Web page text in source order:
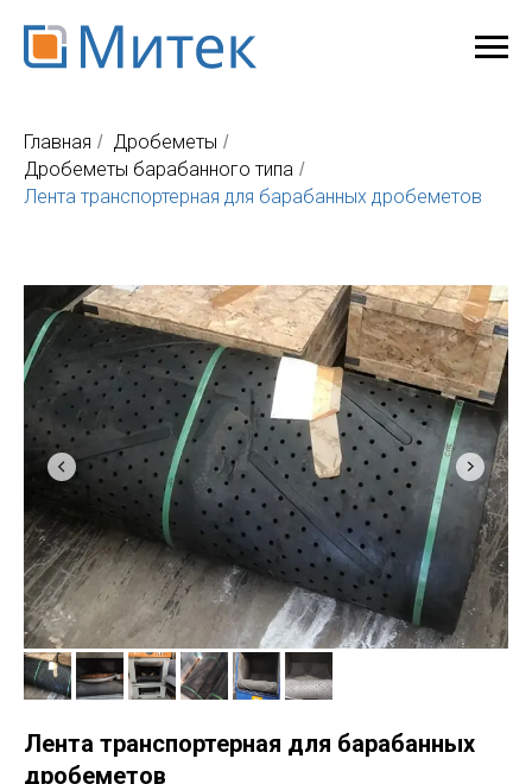
Главная / Дробеметы /
Дробеметы барабанного типа /
Лента транспортерная для барабанных дробеметов
Лента транспортерная для барабанных
дробеметов